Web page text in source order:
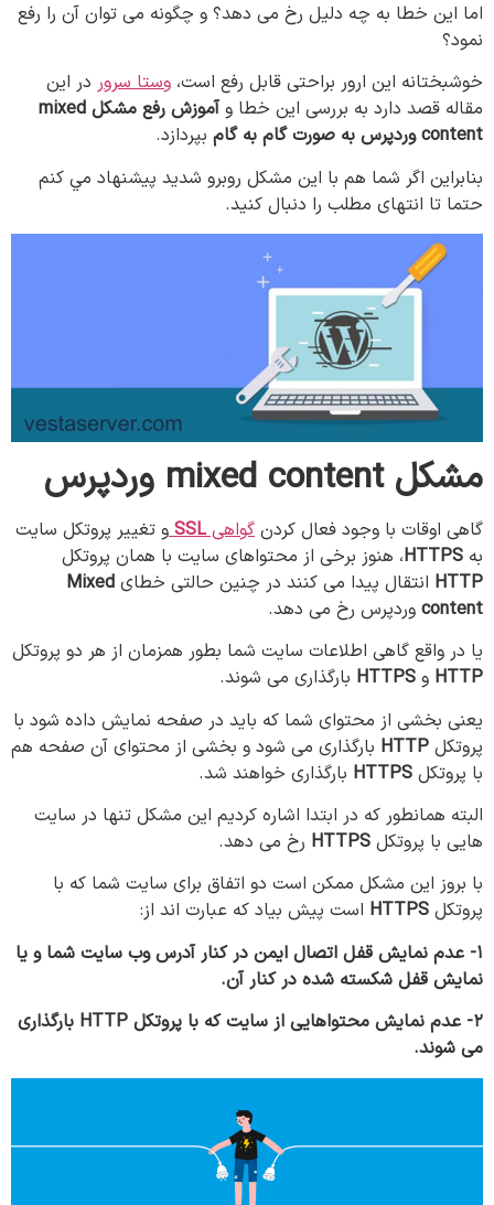
اما این خطا به چه دلیل رخ می دهد؟ و چگونه می توان آن را رفع
نمود؟
خوشبختانه این ارور براحتی قابل رفع است، وستا سرور در این
مقاله قصد دارد به بررسی این خطا و
آموزش رفع مشکل mixed
content وردپرس به صورت گام به گام
بپردازد.
بنابراین اگر شما هم با این مشکل روبرو شدید پیشنهاد مي کنم
حتما تا انتهای مطلب را دنبال کنید.
مشکل mixed content وردپرس
گاهی اوقات با وجود فعال کردن گواهیSSL و تغییر پروتکل سایت
به HTTPS، هنوز برخی از محتواهای سایت با همان پروتکل
HTTP انتقال پیدا می کنند در چنین حالتی خطای Mixed
content وردپرس رخ می دهد.
یا در واقع گاهی اطلاعات سایت شما بطور همزمان از هر دو پروتکل
HTTP و HTTPS بارگذاری می شوند.
یعنی بخشی از محتوای شما که باید در صفحه نمایش داده شود با
پروتکل HTTP بارگذاری می شود و بخشی از محتوای آن صفحه هم
با پروتکل HTTPS بارگذاری خواهند شد.
البته همانطور که در ابتدا اشاره کردیم این مشکل تنها در سایت
هایی با پروتکل
رخ می دهد.
با بروز این مشکل ممکن است دو اتفاق برای سایت شما که با
پروتکل HTTPS است پیش بیاد که عبارت اند از:
۱- عدم نمایش قفل اتصال ایمن در کنار آدرس وب سایت شما و یا
نمایش قفل شکسته شده در کنار آن.
۲- عدم نمایش محتواهایی از سایت که با پروتکل HTTP بارگذاری
می شوند.